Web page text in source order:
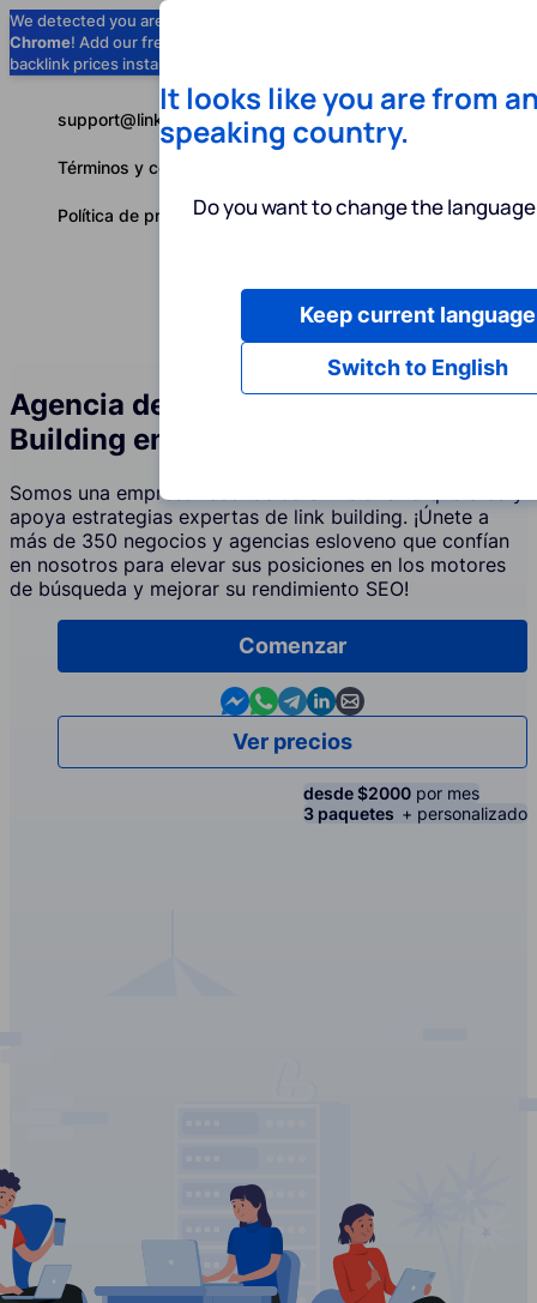
We detected you are using
Chrome! Add our free extension to check
backlink prices instantly as you browse.
Servicios
Español
support@linkbuilder.com
Términos y condiciones
Política de privacidad
Agencia de Servicios de Link
Building en Eslovenia
Somos una empresa reconocida en Eslovenia que crea y
apoya estrategias expertas de link building. ¡Únete a
más de 350 negocios y agencias esloveno que confían
en nosotros para elevar sus posiciones en los motores
de búsqueda y mejorar su rendimiento SEO!
Comenzar
Contact us in Messenger
Contact us in WhatsApp
Contact us in Telegram
Contact us in Linkedin
Contact us by email
Ver precios
desde $2000 por mes
3 paquetes + personalizado
It looks like you are from
speaking country.
Do you want to change the
Switch to English
Keep current language